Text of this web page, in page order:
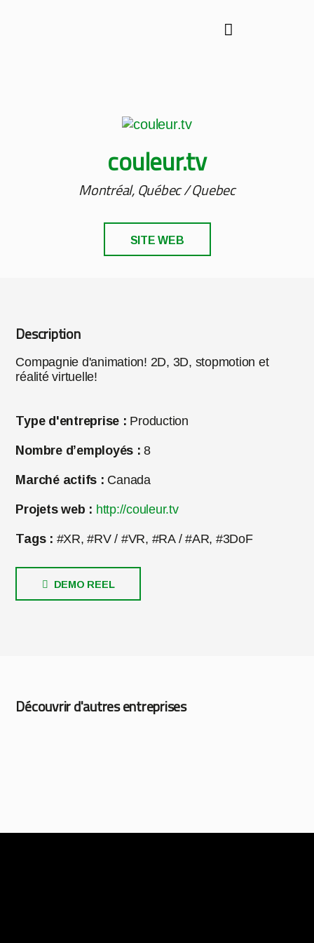
couleur.tv
Montréal, Québec / Quebec
SITE WEB
Description
Compagnie d'animation! 2D, 3D, stopmotion et
réalité virtuelle!
Type d'entreprise : Production
Nombre d’employés :8
Marché actifs : Canada
Projets web : http://couleur.tv
Tags : #XR, #RV / #VR, #RA / #AR, #3DoF
DEMO REEL
Découvrir d'autres entreprises